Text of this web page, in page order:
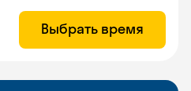
Выбрать время